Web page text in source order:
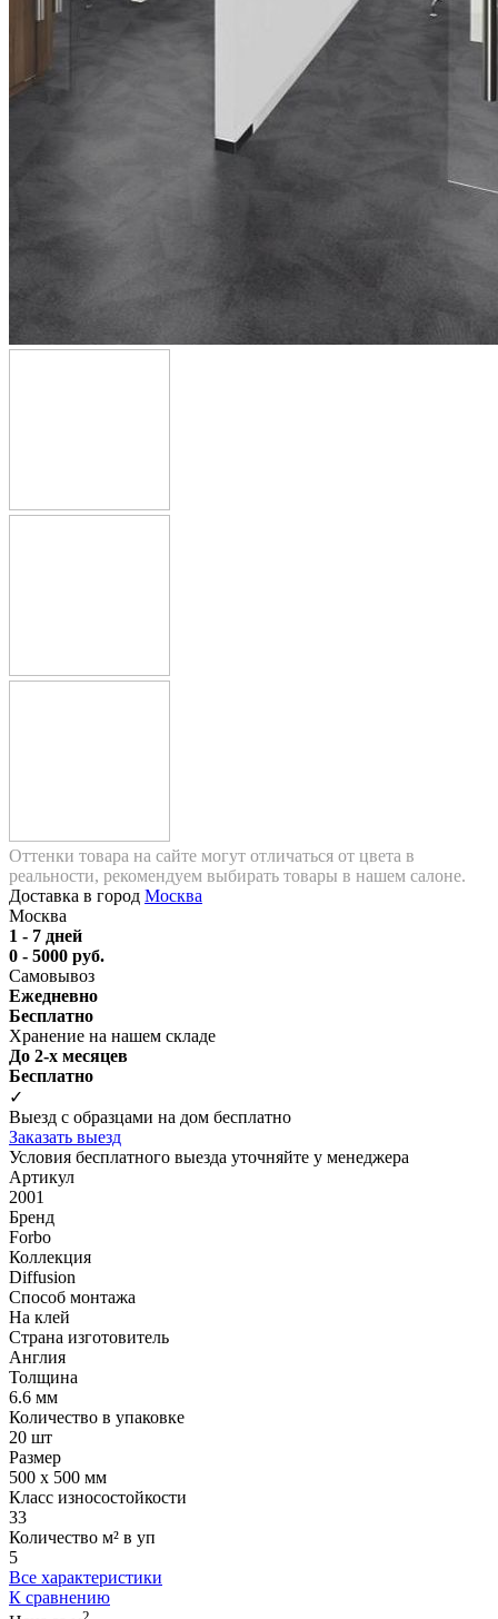
Оттенки товара на сайте могут отличаться от цвета в
реальности, рекомендуем выбирать товары в нашем салоне.
Доставка в город Москва
Москва
1 - 7 дней
0 - 5000 руб.
Самовывоз
Ежедневно
Бесплатно
Хранение на нашем складе
До 2-х месяцев
Бесплатно
✓
Выезд с образцами на дом бесплатно
Заказать выезд
Условия бесплатного выезда уточняйте у менеджера
Артикул
2001
Бренд
Forbo
Коллекция
Diffusion
Способ монтажа
На клей
Страна изготовитель
Англия
Толщина
6.6 мм
Количество в упаковке
20 шт
Размер
500 x 500 мм
Класс износостойкости
33
Количество м² в уп
5
Все характеристики
К сравнению